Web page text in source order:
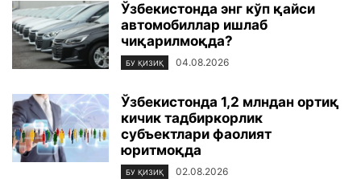
Ўзбекистонда энг кўп қайси
автомобиллар ишлаб
чиқарилмоқда?
БУ ҚИЗИҚ 04.08.2026
Ўзбекистонда 1,2 млндан ортиқ
кичик тадбиркорлик
субъектлари фаолият
юритмоқда
БУ ҚИЗИҚ 02.08.2026